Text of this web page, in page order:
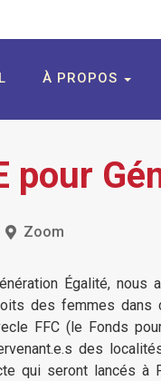
À PROPOS
pour
Zoom
Égalité,
des femmes dans
FFC (le Fonds
des
qui seront lancés à